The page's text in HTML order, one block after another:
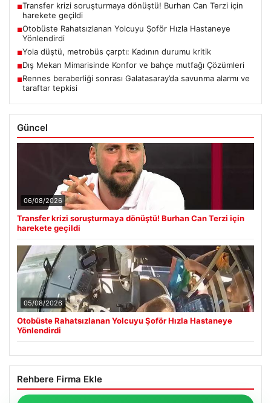
■Transfer krizi soruşturmaya dönüştü! Burhan Can Terzi için
harekete geçildi
■Otobüste Rahatsızlanan Yolcuyu Şoför Hızla Hastaneye
Yönlendirdi
■Yola düştü, metrobüs çarptı: Kadının durumu kritik
■Dış Mekan Mimarisinde Konfor ve bahçe mutfağı Çözümleri
■Rennes beraberliği sonrası Galatasaray’da savunma alarmı ve
taraftar tepkisi
Güncel
06/08/2026
Transfer krizi soruşturmaya dönüştü! Burhan Can Terzi için
harekete geçildi
05/08/2026
Otobüste Rahatsızlanan Yolcuyu Şoför Hızla Hastaneye
Yönlendirdi
Rehbere Firma Ekle